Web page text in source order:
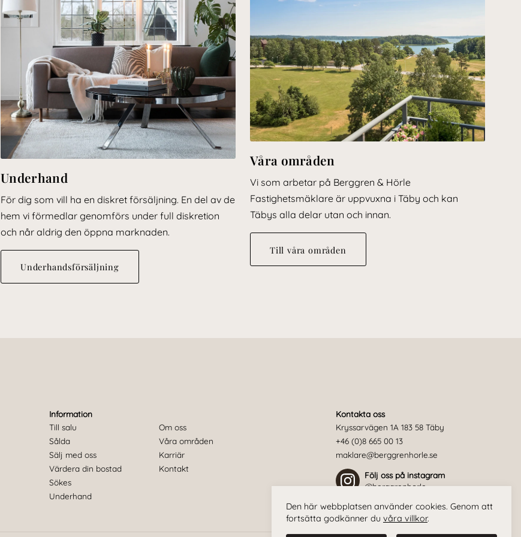
Underhand
För dig som vill ha en diskret försäljning. En del av de
hem vi förmedlar genomförs under full diskretion
och når aldrig den öppna marknaden.
Underhandsförsäljning
Våra områden
Vi som arbetar på Berggren & Hörle
Fastighetsmäklare är uppvuxna i Täby och kan
Täbys alla delar utan och innan.
Till våra områden
Information
Till salu
Sålda
Sälj med oss
Värdera din bostad
Sökes
Underhand
Om oss
Våra områden
Karriär
Kontakt
Kontakta oss
Kryssarvägen 1A 183 58 Täby
+46 (0)8 665 00 13
maklare@berggrenhorle.se
Följ oss på instagram
@berggrenhorle
Den här webbplatsen använder cookies. Genom att
fortsätta godkänner du våra villkor.